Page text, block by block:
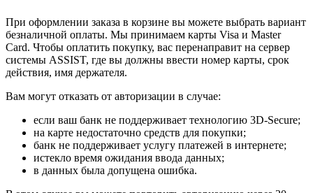
При оформлении заказа в корзине вы можете выбрать вариант
безналичной оплаты. Мы принимаем карты Visa и Master
Card. Чтобы оплатить покупку, вас перенаправит на сервер
системы ASSIST, где вы должны ввести номер карты, срок
действия, имя держателя.
Вам могут отказать от авторизации в случае:
если ваш банк не поддерживает технологию 3D-Secure;
на карте недостаточно средств для покупки;
банк не поддерживает услугу платежей в интернете;
истекло время ожидания ввода данных;
в данных была допущена ошибка.